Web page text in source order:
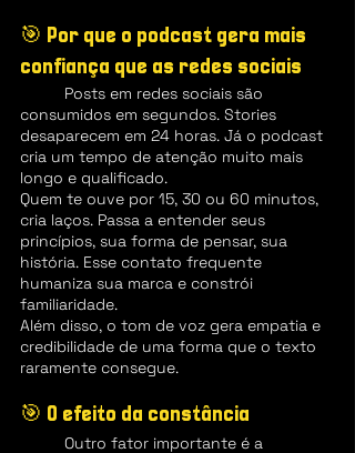
🎯 Por que o podcast gera mais
confiança que as redes sociais
consumidos em segundos. Stories
desaparecem em 24 horas. Já o podcast
cria um tempo de atenção muito mais
longo e qualificado.
Quem te ouve por 15, 30 ou 60 minutos,
cria laços. Passa a entender seus
princípios, sua forma de pensar, sua
história. Esse contato frequente
humaniza sua marca e constrói
familiaridade.
Além disso, o tom de voz gera empatia e
credibilidade de uma forma que o texto
raramente consegue.
🎯 O efeito da constância